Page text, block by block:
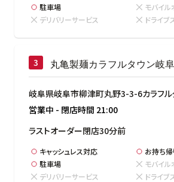
駐車場
モバイル
デリバリーサービス
ドライブ
丸亀製麺カラフルタウン岐阜
岐阜県岐阜市柳津町丸野3-3-6カラフル
営業中 - 閉店時間 21:00
ラストオーダー閉店30分前
キャッシュレス対応
お持ち帰
駐車場
モバイル
デリバリーサービス
ドライブ